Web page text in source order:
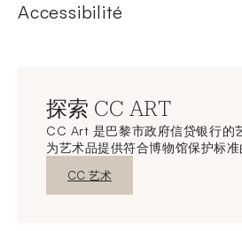
Accessibilité
探索 CC ART
CC Art 是巴黎市政府信贷银行的
为艺术品提供符合博物馆保护标准
新窗口发现
CC 艺术